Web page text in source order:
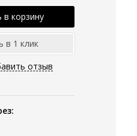
отзыв